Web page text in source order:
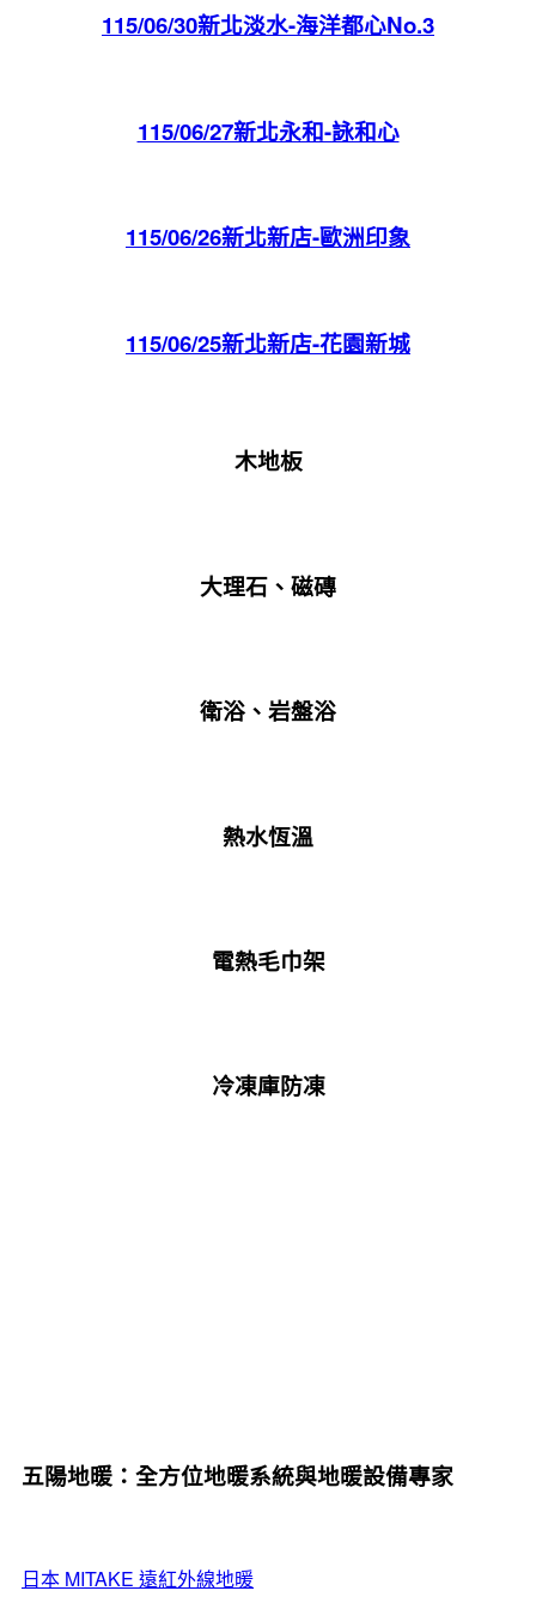
115/06/30新北淡水-海洋都心No.3
115/06/27新北永和-詠和心
115/06/26新北新店-歐洲印象
115/06/25新北新店-花園新城
木地板
大理石、磁磚
衛浴、岩盤浴
熱水恆溫
電熱毛巾架
冷凍庫防凍
五陽地暖：全方位地暖系統與地暖設備專家
日本 MITAKE 遠紅外線地暖